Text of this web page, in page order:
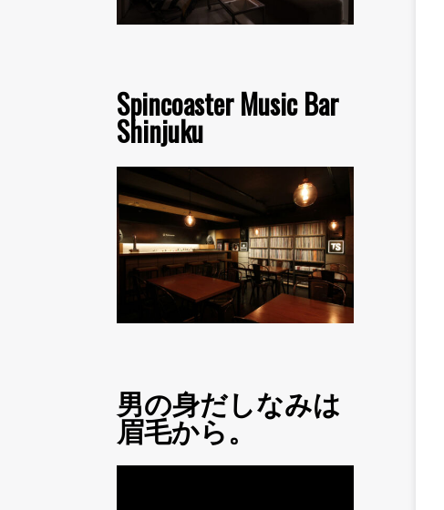
Spincoaster Music Bar
Shinjuku
男の身だしなみは
眉毛から。